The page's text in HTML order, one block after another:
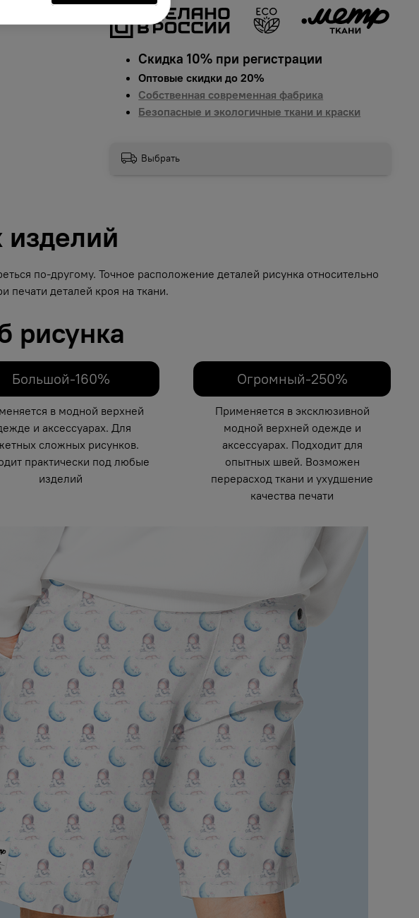
Скидка 10% при регистрации
Оптовые скидки до 20%
Собственная современная фабрика
Безопасные и экологичные ткани и краски
Выбрать
по-другому. Точное расположение деталей рисунка относительно
печати деталей кроя на ткани.
рисунка
Большой-160%
в модной верхней
и аксессуарах. Для
сложных рисунков.
практически под любые
изделий
Огромный-250%
Применяется в эксклюзивной
модной верхней одежде и
аксессуарах. Подходит для
опытных швей. Возможен
перерасход ткани и ухудшение
качества печати